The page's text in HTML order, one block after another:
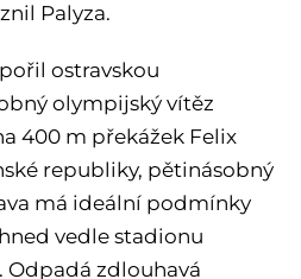
Palyza.
ostravskou
olympijský vítěz
400 m překážek Felix
republiky, pětinásobný
má ideální podmínky
vedle stadionu
Odpadá zdlouhavá